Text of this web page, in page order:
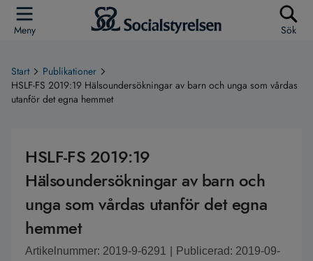
Meny Sök
Start
Publikationer
HSLF-FS 2019:19 Hälsoundersökningar av barn och unga som vårdas
utanför det egna hemmet
HSLF-FS 2019:19
Hälsoundersökningar av barn och
unga som vårdas utanför det egna
hemmet
Artikelnummer: 2019-9-6291
Publicerad: 2019-09-